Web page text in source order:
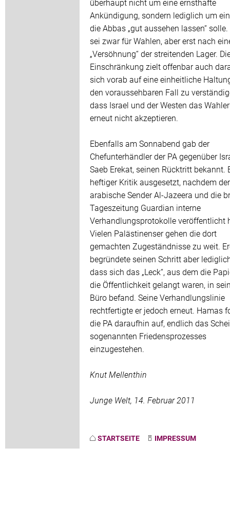
überhaupt nicht um eine ernsthafte
Ankündigung, sondern lediglich um
die Abbas „gut aussehen lassen“
sei zwar für Wahlen, aber erst nach
„Versöhnung“ der streitenden Lager.
Einschränkung zielt offenbar auch
sich vorab auf eine einheitliche
den voraussehbaren Fall zu
dass Israel und der Westen das
erneut nicht akzeptieren.
Ebenfalls am Sonnabend gab der
Chefunterhändler der PA gegenüber
Saeb Erekat, seinen Rücktritt bekannt.
heftiger Kritik ausgesetzt, nachdem der
arabische Sender Al-Jazeera und die
Tageszeitung Guardian interne
Verhandlungsprotokolle veröffentlicht
Vielen Palästinenser gehen die dort
gemachten Zugeständnisse zu weit.
begründete seinen Schritt aber
dass sich das „Leck“, aus dem die
die Öffentlichkeit gelangt waren, in
Büro befand. Seine Verhandlungslinie
rechtfertigte er jedoch erneut. Hamas
die PA daraufhin auf, endlich das
sogenannten Friedensprozesses
einzugestehen.
Knut Mellenthin
Junge Welt, 14. Februar 2011
STARTSEITE IMPRESSUM